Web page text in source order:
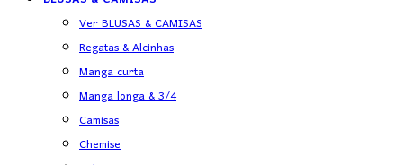
Ver BLUSAS & CAMISAS
Regatas & Alcinhas
Manga curta
Manga longa & 3/4
Camisas
Chemise